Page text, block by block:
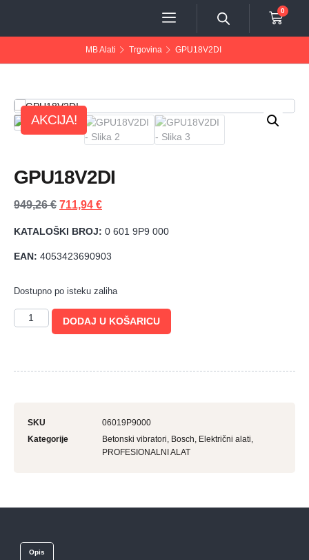
0
MB Alati Trgovina GPU18V2DI
AKCIJA!
GPU18V2DI
949,26€ 711,94 €
KATALOŠKI BROJ: 0 601 9P9 000
EAN: 4053423690903
Dostupno po isteku zaliha
DODAJ U KOŠARICU
SKU
06019P9000
Kategorije
Betonski vibratori Bosch Električni alati
PROFESIONALNI ALAT
Opis